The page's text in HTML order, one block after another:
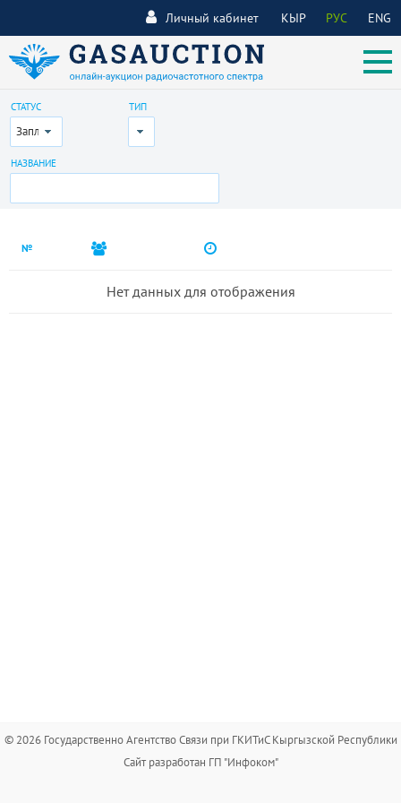
КЫР РУС ENG
Личный кабинет
СТАТУС
Запланирован
ТИП
Все
НАЗВАНИЕ
№
Нет данных для отображения
© 2026 Государственно Агентство Связи при ГКИТиС Кыргызской Республики
Сайт разработан ГП "Инфоком"